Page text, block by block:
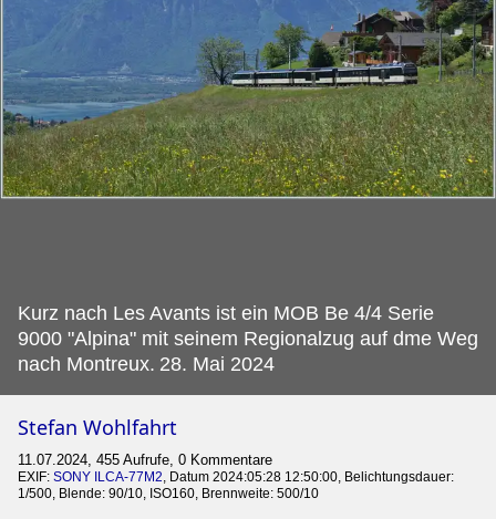
Kurz nach Les Avants ist ein MOB Be 4/4 Serie
9000 "Alpina" mit seinem Regionalzug auf dme Weg
nach Montreux. 28. Mai 2024
Stefan Wohlfahrt
11.07.2024, 455 Aufrufe, 0 Kommentare
EXIF: SONY ILCA-77M2, Datum 2024:05:28 12:50:00, Belichtungsdauer:
1/500, Blende: 90/10, ISO160, Brennweite: 500/10